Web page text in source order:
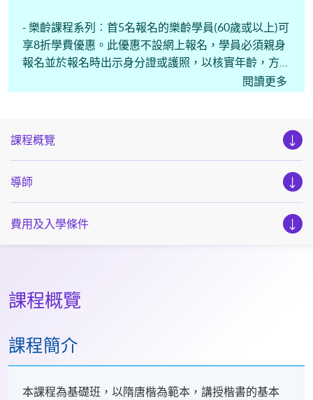
- 樂齡課程系列︰首5名報名的樂齡學員(60歲或以上)可
享8折學費優惠。此優惠不設網上報名，學員必須親身
報名並於報名時出示身分證或護照，以核實年齡，方可
閱讀更多
課程概覽
導師
費用及入學條件
課程概覽
課程簡介
本課程為基礎班，以隋唐楷為範本，講授楷書的基本